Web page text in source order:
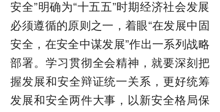
安全”明确为“十五五”时期经济社会发展
必须遵循的原则之一，着眼“在发展中固
安全，在安全中谋发展”作出一系列战略
部署。学习贯彻全会精神，就要深刻把
握发展和安全辩证统一关系，更好统筹
发展和安全两件大事，以新安全格局保